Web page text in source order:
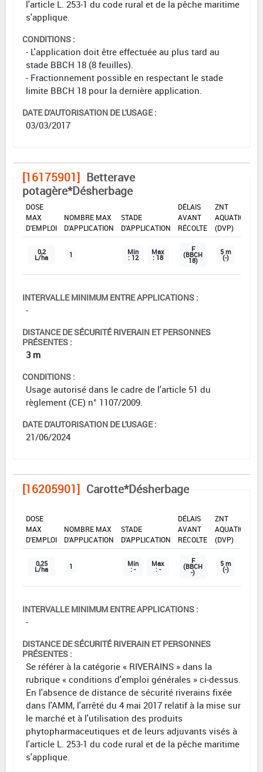
l'article L. 253-1 du code rural et de la pêche maritime
s'applique.
CONDITIONS :
- L'application doit être effectuée au plus tard au
stade BBCH 18 (8 feuilles).
- Fractionnement possible en respectant le stade
limite BBCH 18 pour la dernière application.
DATE D'AUTORISATION DE L'USAGE :
03/03/2017
[16175901] Betterave
potagère*Désherbage
DOSE
MAX
D'EMPLOI
NOMBRE MAX
D'APPLICATION
STADE
D'APPLICATION
DÉLAIS
AVANT
RÉCOLTE
ZNT
AQUATIQUE
(DVP)
0,2
L/ha 1 Min
: 12
Max
: 18
F
(BBCH
18)
5 m
(-)
INTERVALLE MINIMUM ENTRE APPLICATIONS :
-
DISTANCE DE SÉCURITÉ RIVERAIN ET PERSONNES
PRÉSENTES :
3 m
CONDITIONS :
Usage autorisé dans le cadre de l'article 51 du
règlement (CE) n° 1107/2009.
DATE D'AUTORISATION DE L'USAGE :
21/06/2024
[16205901] Carotte*Désherbage
DOSE
MAX
D'EMPLOI
NOMBRE MAX
D'APPLICATION
STADE
D'APPLICATION
DÉLAIS
AVANT
RÉCOLTE
ZNT
AQUATIQUE
(DVP)
0,25
L/ha 1 Min
: -
Max
: -
F
(BBCH
-)
5 m
(-)
INTERVALLE MINIMUM ENTRE APPLICATIONS :
-
DISTANCE DE SÉCURITÉ RIVERAIN ET PERSONNES
PRÉSENTES :
Se référer à la catégorie « RIVERAINS » dans la
rubrique « conditions d'emploi générales » ci-dessus.
En l'absence de distance de sécurité riverains fixée
dans l'AMM, l'arrêté du 4 mai 2017 relatif à la mise sur
le marché et à l'utilisation des produits
phytopharmaceutiques et de leurs adjuvants visés à
l'article L. 253-1 du code rural et de la pêche maritime
s'applique.